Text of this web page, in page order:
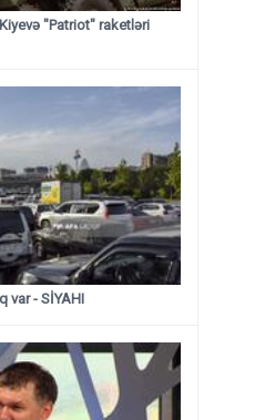
"Patriot" raketləri
var - SİYAHI